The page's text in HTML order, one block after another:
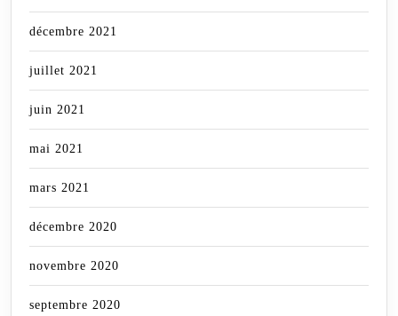
décembre 2021
juillet 2021
juin 2021
mai 2021
mars 2021
décembre 2020
novembre 2020
septembre 2020